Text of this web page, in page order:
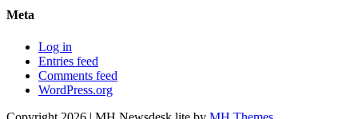
Meta
Log in
Entries feed
Comments feed
WordPress.org